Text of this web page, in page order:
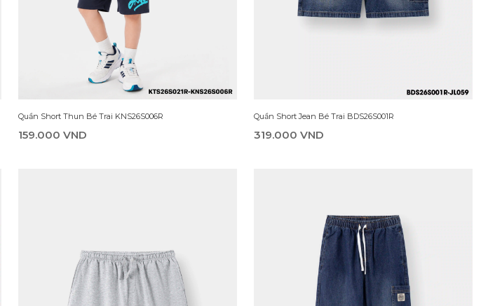
Quần Short Thun Bé Trai KNS26S006R
159.000 VND
Quần Short Jean Bé Trai BDS26S001R
319.000 VND